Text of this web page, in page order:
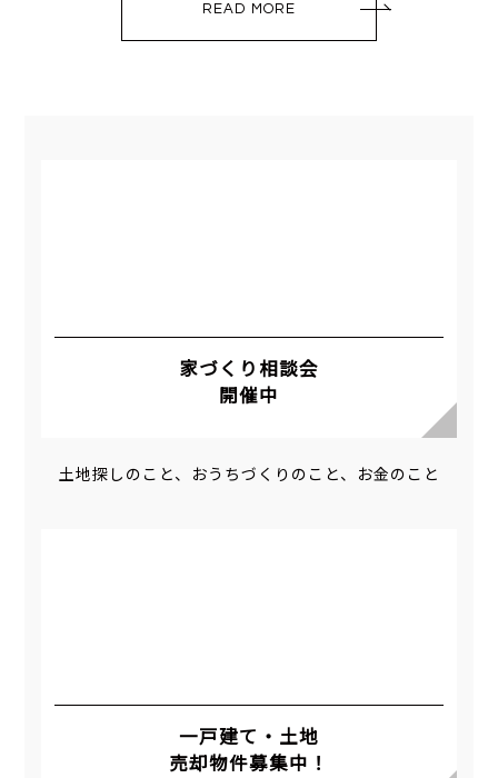
READ MORE
家づくり相談会
開催中
土地探しのこと、おうちづくりのこと、お金のこと
一戸建て・土地
売却物件募集中！